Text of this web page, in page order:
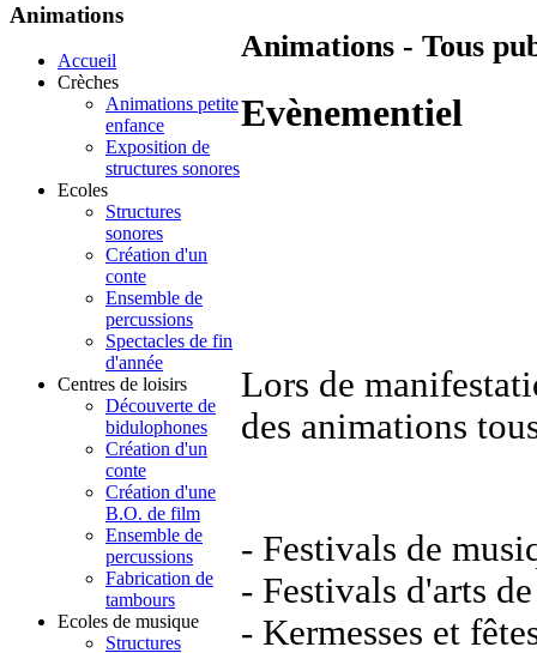
Animations - Tous
Evènementiel
Lors de
des animations
- Festivals de
- Festivals d'arts
- Kermesses et
Animations
Accueil
Crèches
Animations petite
enfance
Exposition de
structures sonores
Ecoles
Structures
sonores
Création d'un
conte
Ensemble de
percussions
Spectacles de fin
d'année
Centres de loisirs
Découverte de
bidulophones
Création d'un
conte
Création d'une
B.O. de film
Ensemble de
percussions
Fabrication de
tambours
Ecoles de musique
Structures